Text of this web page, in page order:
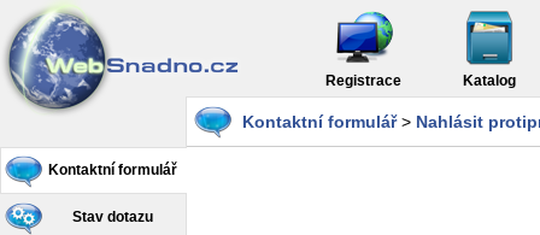
Registrace Katalog
Kontaktní formulář
Stav dotazu
Kontaktní formulář> Nahlásit